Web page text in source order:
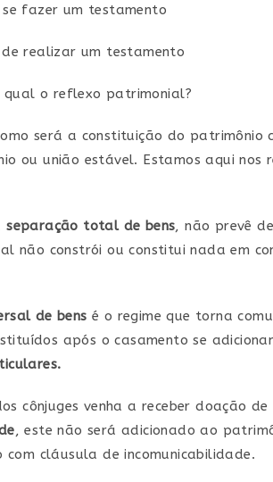
fazer um testamento
realizar um testamento
qual o reflexo patrimonial?
será a constituição do patrimônio
ou união estável. Estamos aqui nos
separação total de bens, não prevê
não constrói ou constitui nada em
de bens é o regime que torna
após o casamento se
cônjuges venha a receber doação de
, este não será adicionado ao
com cláusula de incomunicabilidade.